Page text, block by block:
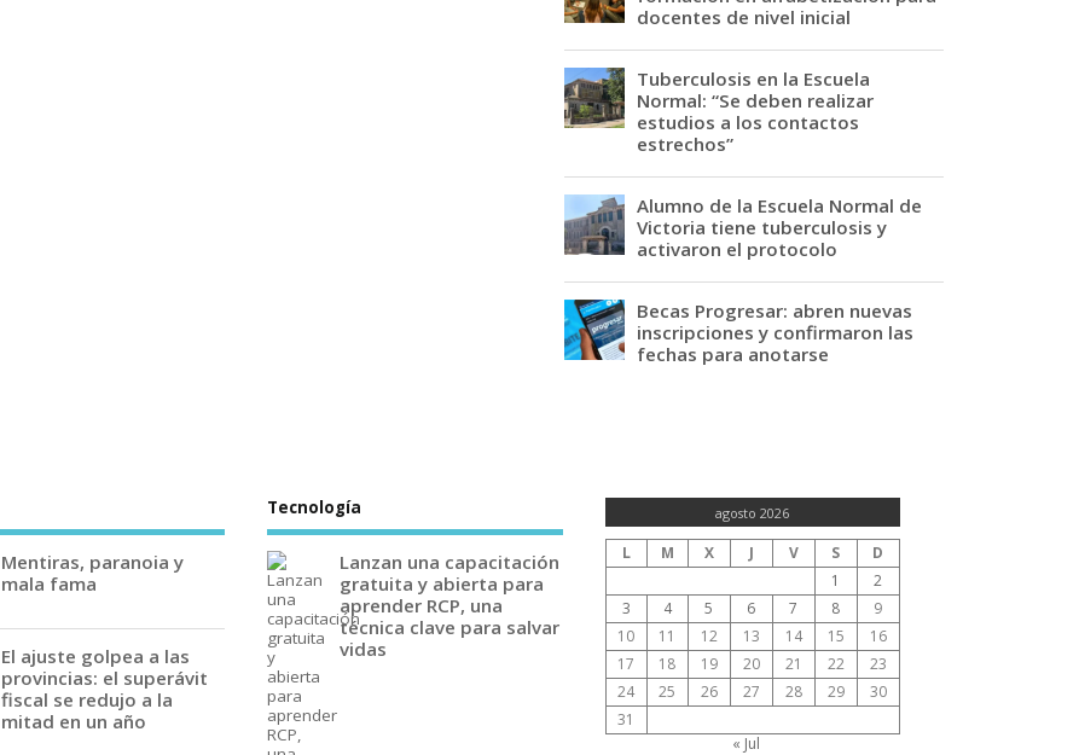
docentes de nivel inicial
Tuberculosis en la Escuela
Normal: “Se deben realizar
estudios a los contactos
estrechos”
Alumno de la Escuela Normal de
Victoria tiene tuberculosis y
activaron el protocolo
Becas Progresar: abren nuevas
inscripciones y confirmaron las
fechas para anotarse
Mentiras, paranoia y
mala fama
El ajuste golpea a las
provincias: el superávit
fiscal se redujo a la
mitad en un año
Tecnología
Lanzan una capacitación
gratuita y abierta para
aprender RCP, una
técnica clave para salvar
vidas
agosto 2026
L M X J V S
D
1
2
3
4 5 6 7 8
9
10
11 12 13 14 15
16
17
18 19 20 21 22
23
24
25 26 27 28 29
30
31
« Jul